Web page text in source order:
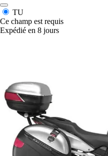
TU
Ce champ est requis
Expédié en 8 jours